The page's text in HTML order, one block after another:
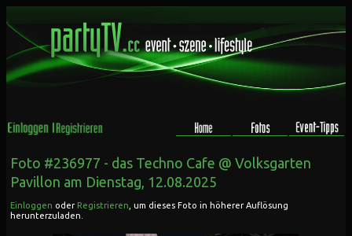
Foto #236977 - das Techno Cafe @ Volksgarten
Pavillon am Dienstag, 12.08.2025
Einloggen oder Registrieren , um dieses Foto in höherer Auflösung
herunterzuladen.